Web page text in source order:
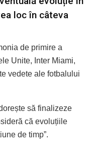
loc în câteva
de primire a
Unite, Inter Miami,
vedete ale fotbalului
să finalizeze
că evoluțiile
de timp”.